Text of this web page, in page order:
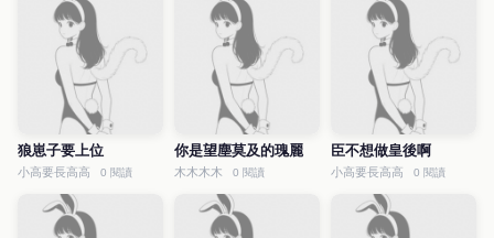
狼崽子要上位
小高要長高高 0 閱讀
你是望塵莫及的瑰麗
木木木木 0 閱讀
臣不想做皇後啊
小高要長高高 0 閱讀